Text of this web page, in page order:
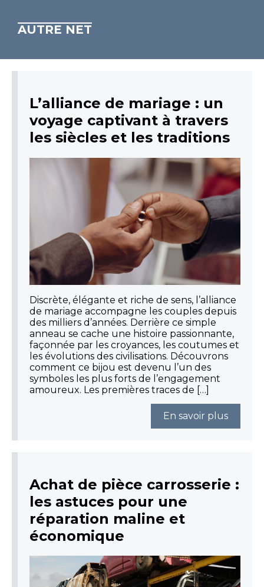
AUTRE NET
L’alliance de mariage : un
voyage captivant à travers
les siècles et les traditions
Discrète, élégante et riche de sens, l’alliance
de mariage accompagne les couples depuis
des milliers d’années. Derrière ce simple
anneau se cache une histoire passionnante,
façonnée par les croyances, les coutumes et
les évolutions des civilisations. Découvrons
comment ce bijou est devenu l’un des
symboles les plus forts de l’engagement
amoureux. Les premières traces de […]
En savoir plus
Achat de pièce carrosserie :
les astuces pour une
réparation maline et
économique